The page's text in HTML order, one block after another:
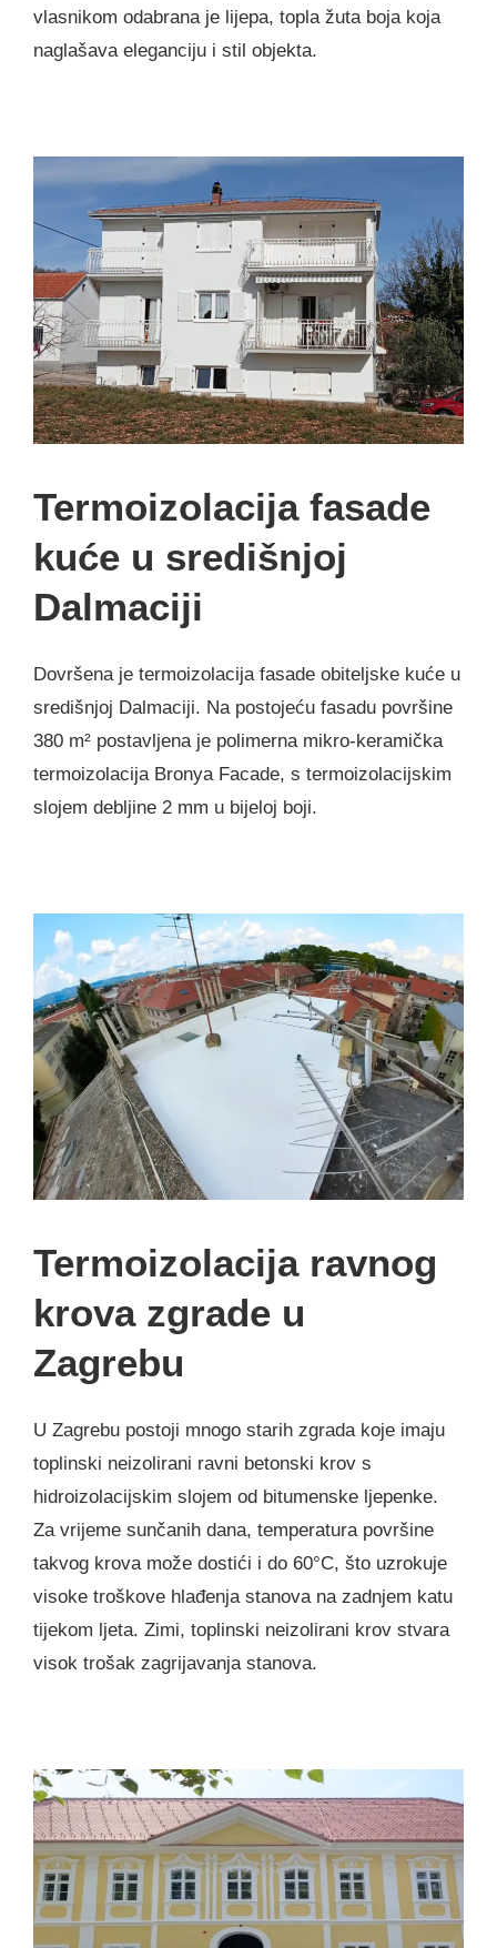
vlasnikom odabrana je lijepa, topla žuta boja koja
naglašava eleganciju i stil objekta.
Termoizolacija fasade
kuće u središnjoj
Dalmaciji
Dovršena je termoizolacija fasade obiteljske kuće u
središnjoj Dalmaciji. Na postojeću fasadu površine
380 m² postavljena je polimerna mikro-keramička
termoizolacija Bronya Facade, s termoizolacijskim
slojem debljine 2 mm u bijeloj boji.
Termoizolacija ravnog
krova zgrade u
Zagrebu
U Zagrebu postoji mnogo starih zgrada koje imaju
toplinski neizolirani ravni betonski krov s
hidroizolacijskim slojem od bitumenske ljepenke.
Za vrijeme sunčanih dana, temperatura površine
takvog krova može dostići i do 60°C, što uzrokuje
visoke troškove hlađenja stanova na zadnjem katu
tijekom ljeta. Zimi, toplinski neizolirani krov stvara
visok trošak zagrijavanja stanova.